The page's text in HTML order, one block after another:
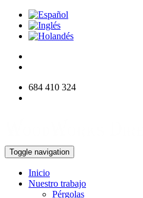
684 410 324
Toggle navigation
Inicio
Nuestro trabajo
Pérgolas